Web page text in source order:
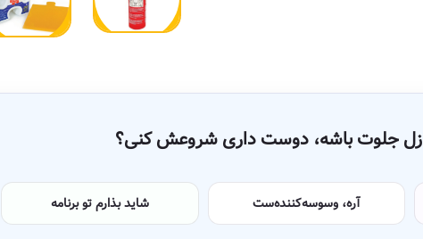
جلوت باشه، دوست داری شروعش کنی؟
آره، وسوسه‌کننده‌ست شاید بذارم تو برنامه